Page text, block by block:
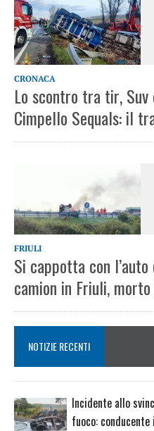
CRONACA
Lo scontro tra tir, Suv
Cimpello Sequals: il
FRIULI
Si cappotta con
camion in Friuli,
NOTIZIE RECENTI
Incidente allo
fuoco: conducente